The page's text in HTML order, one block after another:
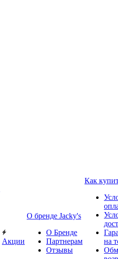
Акции
О бренде Jacky's
О Бренде
Партнерам
Отзывы
Как
на